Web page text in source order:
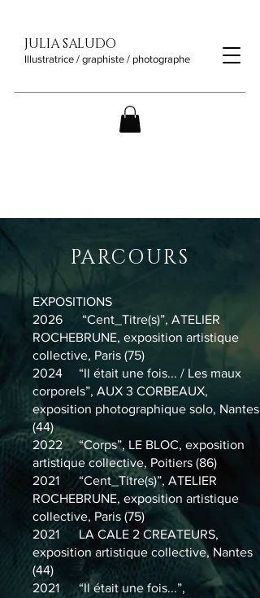
JULIA SALUDO
Illustratrice / graphiste / photographe
PARCOURS
EXPOSITIONS
2026 “Cent_Titre(s)”, ATELIER
ROCHEBRUNE, exposition artistique
collective, Paris (75)
2024 “Il était une fois... / Les maux
corporels”, AUX 3 CORBEAUX,
exposition photographique solo, Nantes
(44)
2022 “Corps”, LE BLOC, exposition
artistique collective, Poitiers (86)
2021 “Cent_Titre(s)”, ATELIER
ROCHEBRUNE, exposition artistique
collective, Paris (75)
2021 LA CALE 2 CREATEURS,
exposition artistique collective, Nantes
(44)
2021 “Il était une fois...”,